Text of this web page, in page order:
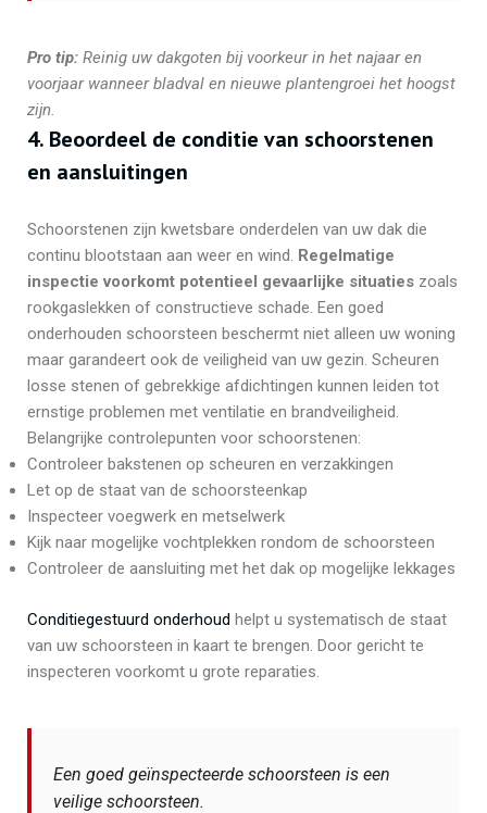
Pro tip: Reinig uw dakgoten bij voorkeur in het najaar en
voorjaar wanneer bladval en nieuwe plantengroei het hoogst
zijn.
4. Beoordeel de conditie van schoorstenen
en aansluitingen
Schoorstenen zijn kwetsbare onderdelen van uw dak die
continu blootstaan aan weer en wind. Regelmatige
inspectie voorkomt potentieel gevaarlijke situaties zoals
rookgaslekken of constructieve schade. Een goed
onderhouden schoorsteen beschermt niet alleen uw woning
maar garandeert ook de veiligheid van uw gezin. Scheuren
losse stenen of gebrekkige afdichtingen kunnen leiden tot
ernstige problemen met ventilatie en brandveiligheid.
Belangrijke controlepunten voor schoorstenen:
Controleer bakstenen op scheuren en verzakkingen
Let op de staat van de schoorsteenkap
Inspecteer voegwerk en metselwerk
Kijk naar mogelijke vochtplekken rondom de schoorsteen
Controleer de aansluiting met het dak op mogelijke lekkages
Conditiegestuurd onderhoud helpt u systematisch de staat
van uw schoorsteen in kaart te brengen. Door gericht te
inspecteren voorkomt u grote reparaties.
Een goed geïnspecteerde schoorsteen is een
veilige schoorsteen.